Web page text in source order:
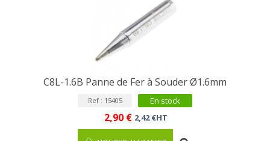
C8L-1.6B Panne de Fer à Souder Ø1.6mm
Ref : 15405 En stock
2,90 € 2,42 €HT